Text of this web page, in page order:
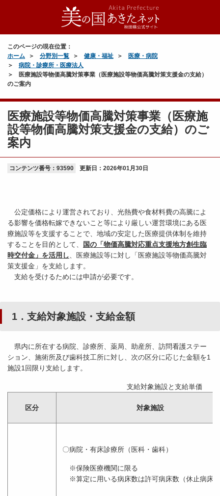
このページの現在位置：
ホーム
分野別一覧 健康・福祉
医療・病院
病院・診療所・医療法人
医療施設等物価高騰対策事業（医療施設等物価高騰対策支援金の支給）
のご案内
医療施設等物価高騰対策事業（医療施
設等物価高騰対策支援金の支給）のご
案内
コンテンツ番号：93590 更新日： 2026年01月30日
公定価格により運営されており、光熱費や食材料費の高騰によ
る影響を価格転嫁できないこと等により厳しい運営環境にある医
療施設等を支援することで、地域の安定した医療提供体制を維持
することを目的として、
国の「物価高騰対応重点支援地方創生臨
時交付金」を活用し 、医療施設等に対し「医療施設等物価高騰対
策支援金」を支給します。
支給を受けるためには申請が必要です。
1．支給対象施設・支給金額
県内に所在する病院、診療所、薬局、助産所、訪問看護ステー
ション、施術所及び歯科技工所に対し、次の区分に応じた金額を1
施設1回限り支給します。
支給対象施設と支給単価
区分 対象施設
〇病院・有床診療所（医科・歯科）
※保険医療機関に限る
※算定に用いる病床数は許可病床数（休止病床